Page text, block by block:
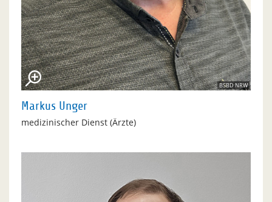
BSBD NRW
Markus Unger
medizinischer Dienst (Ärzte)